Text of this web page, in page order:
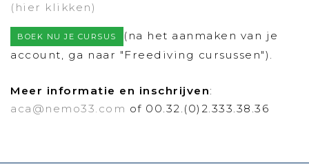
(hier klikken)
BOEK NU JE CURSUS
(na het aanmaken van je
account, ga naar "Freediving cursussen").
Meer informatie en inschrijven:
aca@nemo33.com of 00.32.(0)2.333.38.36